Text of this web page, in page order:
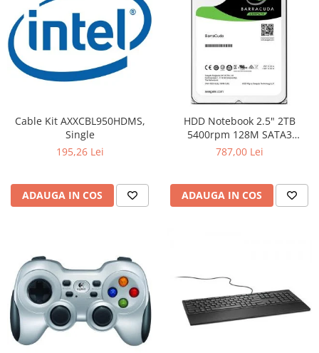
Cable Kit AXXCBL950HDMS,
Single
195,26 Lei
ADAUGA IN COS
HDD Notebook 2.5" 2TB
5400rpm 128M SATA3
SEAGATE
787,00 Lei
ADAUGA IN COS